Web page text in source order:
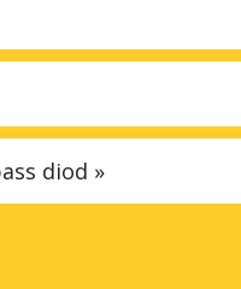
diod »